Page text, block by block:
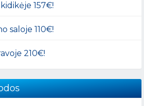
157€!
saloje 110€!
210€!